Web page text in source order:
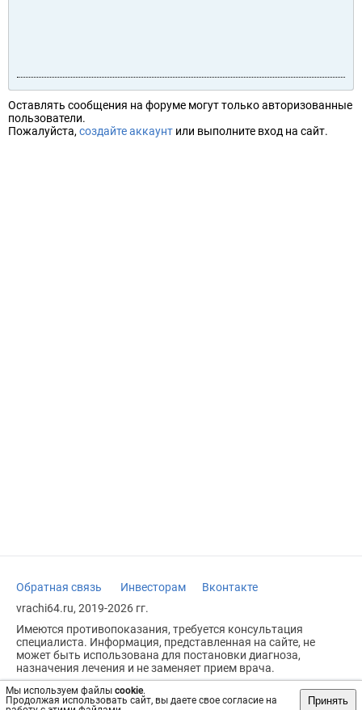
Мы используем файлы cookie.
Продолжая использовать сайт, вы даете свое согласие на
Принять
Оставлять сообщения на форуме могут только авторизованные
пользователи.
Пожалуйста, создайте аккаунт или выполните вход на сайт.
Обратная связь Инвесторам
Вконтакте
vrachi64.ru, 2019-2026 гг.
Имеются противопоказания, требуется консультация
специалиста. Информация, представленная на сайте, не
может быть использована для постановки диагноза,
назначения лечения и не заменяет прием врача.
Возрастное ограничение: 18+